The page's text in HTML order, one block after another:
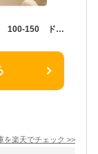
【即納】子供ドレス ドレス 子供用 キッズ用 100-150 ドレス 子供 ドレス ロング フォーマルドレス パーティードレス 子供 リボンドレス チュールスカート 結婚式 発表会 演奏会 フラワーガール バラ付
を楽天でチェック >>